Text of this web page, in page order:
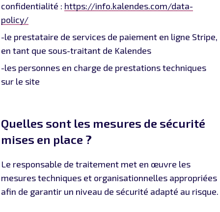
confidentialité : https://info.kalendes.com/data-
policy/
-le prestataire de services de paiement en ligne Stripe,
en tant que sous-traitant de Kalendes
-les personnes en charge de prestations techniques
sur le site
Quelles sont les mesures de sécurité
mises en place ?
Le responsable de traitement met en œuvre les
mesures techniques et organisationnelles appropriées
afin de garantir un niveau de sécurité adapté au risque.